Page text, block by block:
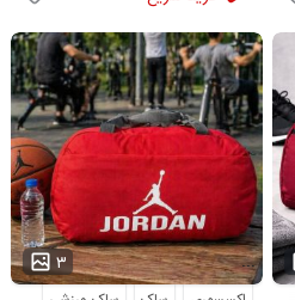
۳ ...